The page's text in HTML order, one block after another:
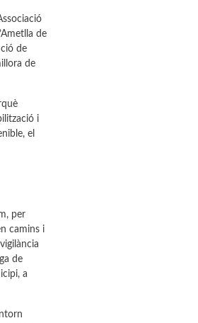
de
de
de
i
el
per
camins i
de
a